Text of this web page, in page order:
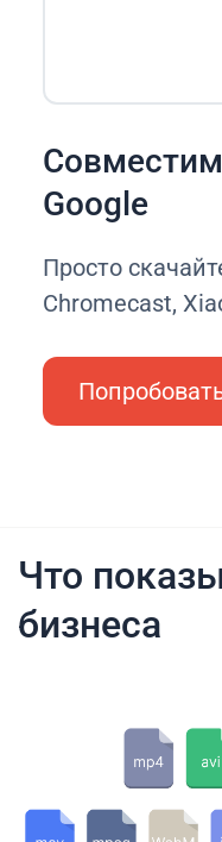
Google
Просто
Chromecast,
Что
бизнеса